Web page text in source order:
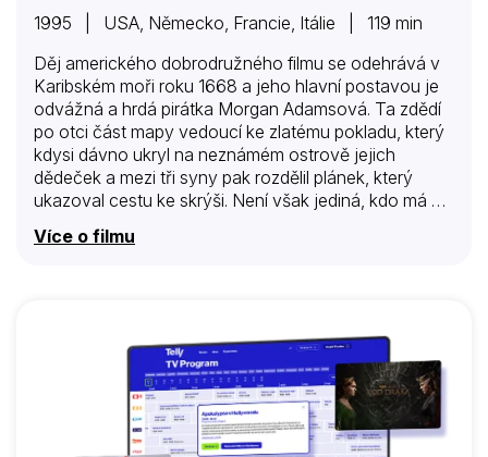
1995 | USA, Německo, Francie, Itálie | 119 min
Děj amerického dobrodružného filmu se odehrává v
Karibském moři roku 1668 a jeho hlavní postavou je
odvážná a hrdá pirátka Morgan Adamsová. Ta zdědí
po otci část mapy vedoucí ke zlatému pokladu, který
kdysi dávno ukryl na neznámém ostrově jejich
dědeček a mezi tři syny pak rozdělil plánek, který
ukazoval cestu ke skrýši. Není však jediná, kdo má na
smrtelně nebezpečným dobrodružstvím. Proti sobě
Více o filmu